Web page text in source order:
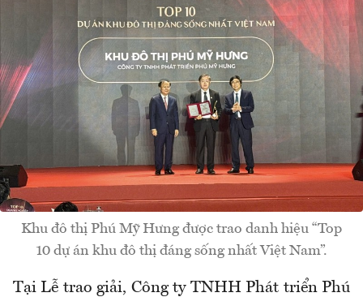
Khu đô thị Phú Mỹ Hưng được trao danh hiệu “Top
10 dự án khu đô thị đáng sống nhất Việt Nam”.
Tại Lễ trao giải, Công ty TNHH Phát triển Phú